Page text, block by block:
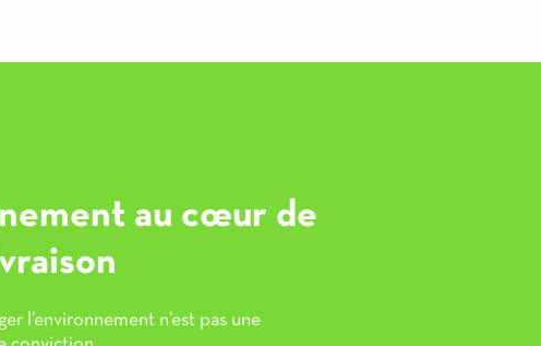
au cœur de
l’environnement n’est pas une